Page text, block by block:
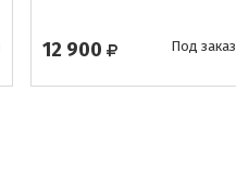
12 900 Под заказ